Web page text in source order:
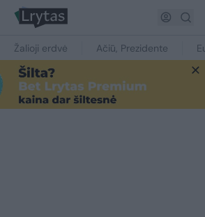
Žalioji erdvė Ačiū, Prezidente